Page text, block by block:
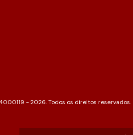
- 2026. Todos os direitos reservados.